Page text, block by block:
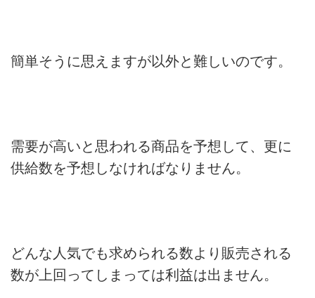
簡単そうに思えますが以外と難しいのです。
需要が高いと思われる商品を予想して、更に
供給数を予想しなければなりません。
どんな人気でも求められる数より販売される
数が上回ってしまっては利益は出ません。